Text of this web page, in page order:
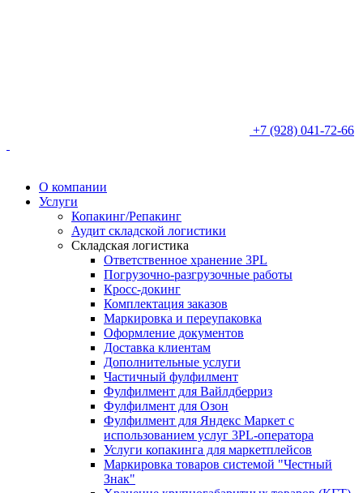
+7 (928) 041-72-66
О компании
Услуги
Копакинг/Репакинг
Аудит складской логистики
Складская логистика
Ответственное хранение 3PL
Погрузочно-разгрузочные работы
Кросс-докинг
Комплектация заказов
Маркировка и переупаковка
Оформление документов
Доставка клиентам
Дополнительные услуги
Частичный фулфилмент
Фулфилмент для Вайлдберриз
Фулфилмент для Озон
Фулфилмент для Яндекс Маркет с
использованием услуг 3PL-оператора
Услуги копакинга для маркетплейсов
Маркировка товаров системой "Честный
Знак"